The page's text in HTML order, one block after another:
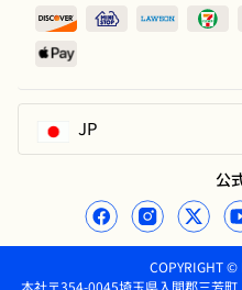
JP
公
COPYRIGHT ©
本社〒354-0045埼玉県入間郡三芳町